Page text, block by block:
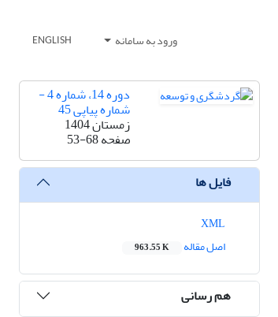
ورود به سامانه ENGLISH
دوره 14، شماره 4 -
شماره پیاپی 45
زمستان 1404
صفحه53-68
فایل ها
اصل مقاله
963.55 K
هم رسانی